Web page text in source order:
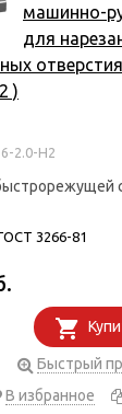
машинно-
для
)
2.0-H2
3266-81
Быстрый
В избранное